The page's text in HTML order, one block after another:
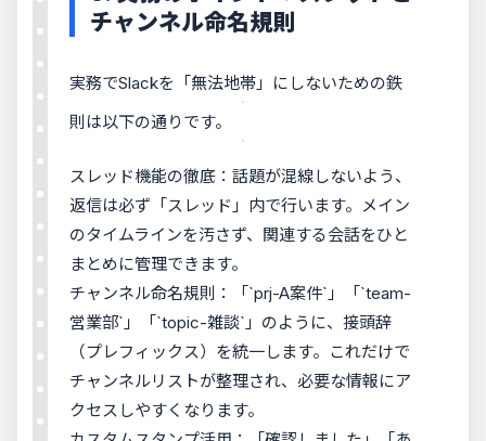
チャンネル命名規則
実務でSlackを「無法地帯」にしないための鉄
則は以下の通りです。
スレッド機能の徹底：話題が混線しないよう、
返信は必ず「スレッド」内で行います。メイン
のタイムラインを汚さず、関連する会話をひと
まとめに管理できます。
チャンネル命名規則：「`prj-A案件`」「`team-
営業部`」「`topic-雑談`」のように、接頭辞
（プレフィックス）を統一します。これだけで
チャンネルリストが整理され、必要な情報にア
クセスしやすくなります。